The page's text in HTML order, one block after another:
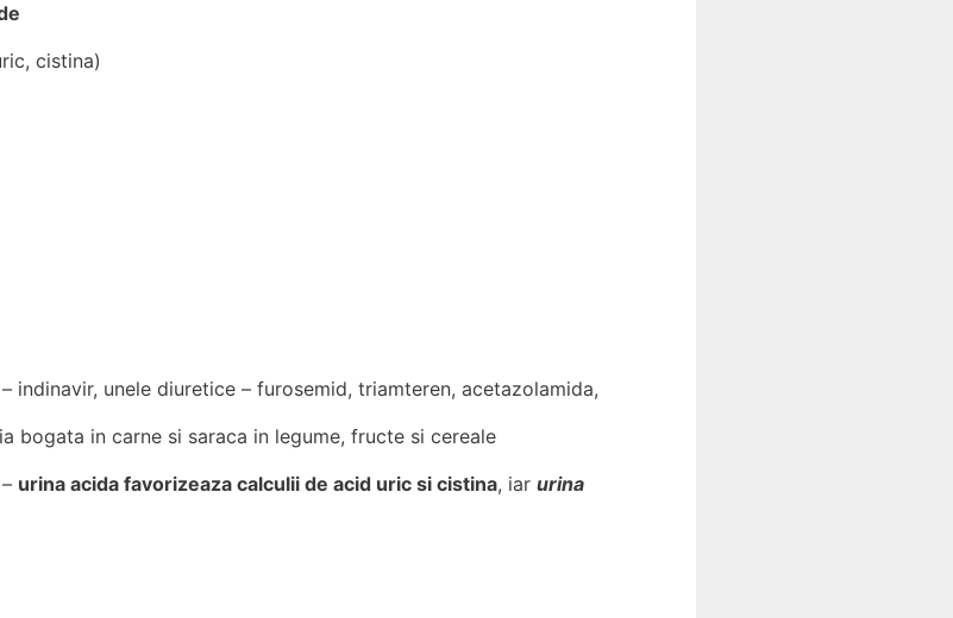
cistina)
unele diuretice – furosemid, triamteren, acetazolamida,
bogata in carne si saraca in legume, fructe si cereale
urina acida favorizeaza calculii de acid uric si cistina, iar urina